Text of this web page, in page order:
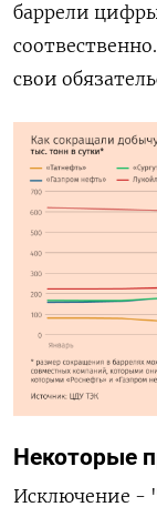
баррели
свои
Некоторые
Исключение -